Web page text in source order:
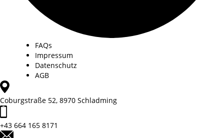
FAQs
Impressum
Datenschutz
AGB
Coburgstraße 52, 8970 Schladming
+43 664 165 8171